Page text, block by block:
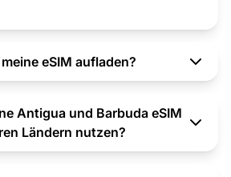
eSIM aufladen?
Antigua und Barbuda eSIM
Ländern nutzen?